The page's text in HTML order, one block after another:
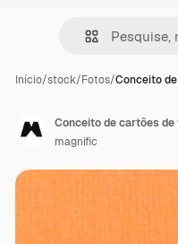
Início/stock/Fotos/Conceito
Conceito de cartões
magnific